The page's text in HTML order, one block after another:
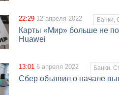
22:29 12 апреля 2022 Банки,
Карты «Мир» больше не
Huawei
13:01 6 апреля 2022 Банки,
Сбер объявил о начале